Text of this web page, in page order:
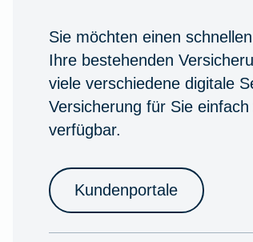
Sie möchten einen
Ihre bestehenden
viele verschiedene digitale
Versicherung für Sie
verfügbar.
Kundenportale